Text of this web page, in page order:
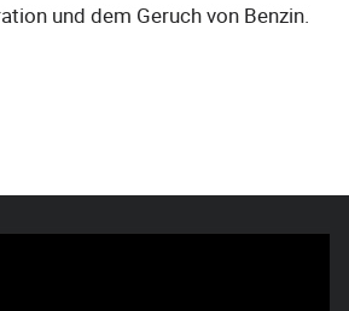
und dem Geruch von Benzin.